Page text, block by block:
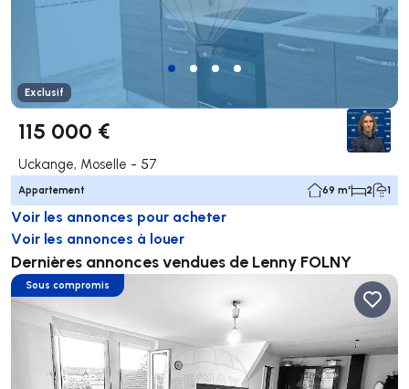
Exclusif
115 000 €
Uckange, Moselle - 57
Appartement 69 m² 2 1
Voir les annonces pour acheter
Voir les annonces à louer
Dernières annonces vendues de Lenny FOLNY
Sous compromis